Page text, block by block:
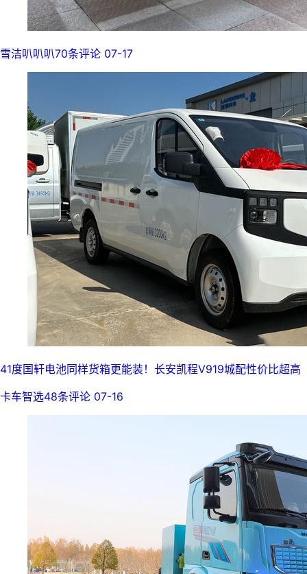
雪洁叭叭叭70条评论 07-17
41度国轩电池同样货箱更能装！长安凯程V919城配性价比超高
卡车智选48条评论 07-16